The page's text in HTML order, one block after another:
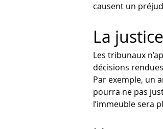
causent un
La
Les tribunaux
décisions
Par exemple, un
pourra ne pas
l’immeuble sera